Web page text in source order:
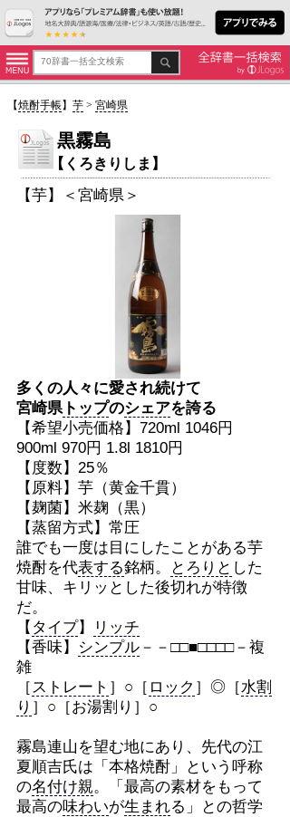
【焼酎手帳】 芋> 宮崎県
黒霧島
【くろきりしま】
【芋】＜宮崎県＞
多くの人々に愛され続けて
宮崎県トップのシェアを誇る
【希望小売価格】720ml 1046円
900ml 970円 1.8l 1810円
【度数】25％
【原料】芋（黄金千貫）
【麹菌】米麹（黒）
【蒸留方式】常圧
誰でも一度は目にしたことがある芋
焼酎を代表する銘柄。 とろりと した
甘味、キリッとした後切れが特徴
だ。
【 タイプ】
リッチ
【香味】
シンプル－－□□■□□□□－複
雑
［ストレート ］○［ ロック ］◎［水割
り ］○［お湯割り］○
霧島連山を望む地にあり、先代の江
夏順吉氏は「本格焼酎」という呼称
の名付け親。「最高の素材をもって
最高の味わいが生まれる」との哲学